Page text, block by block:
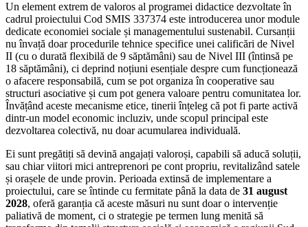
Un element extrem de valoros al programei didactice dezvoltate în
cadrul proiectului Cod SMIS 337374 este introducerea unor module
dedicate economiei sociale și managementului sustenabil. Cursanții
nu învață doar procedurile tehnice specifice unei calificări de Nivel
II (cu o durată flexibilă de 9 săptămâni) sau de Nivel III (întinsă pe
18 săptămâni), ci deprind noțiuni esențiale despre cum funcționează
o afacere responsabilă, cum se pot organiza în cooperative sau
structuri asociative și cum pot genera valoare pentru comunitatea lor.
Învățând aceste mecanisme etice, tinerii înțeleg că pot fi parte activă
dintr-un model economic incluziv, unde scopul principal este
dezvoltarea colectivă, nu doar acumularea individuală.
Ei sunt pregătiți să devină angajați valoroși, capabili să aducă soluții,
sau chiar viitori mici antreprenori pe cont propriu, revitalizând satele
și orașele de unde provin. Perioada extinsă de implementare a
proiectului, care se întinde cu fermitate până la data de 31 august
2028, oferă garanția că aceste măsuri nu sunt doar o intervenție
paliativă de moment, ci o strategie pe termen lung menită să